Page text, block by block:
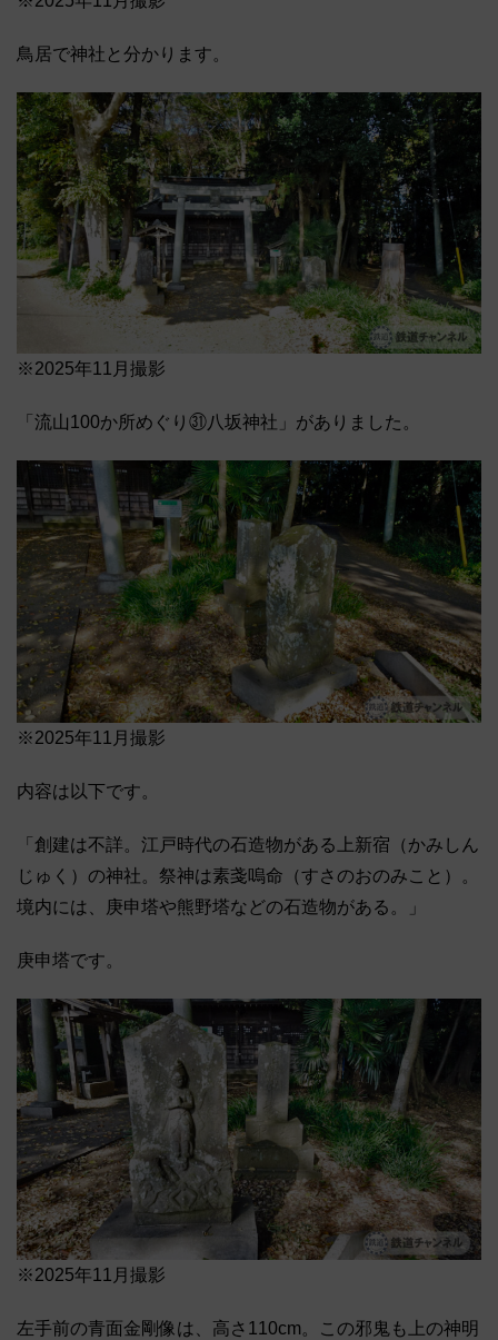
鳥居で神社と分かります。
※2025年11月撮影
「流山100か所めぐり㉛八坂神社」がありました。
※2025年11月撮影
内容は以下です。
「創建は不詳。江戸時代の石造物がある上新宿（かみしん
じゅく）の神社。祭神は素戔嗚命（すさのおのみこと）。
境内には、庚申塔や熊野塔などの石造物がある。」
庚申塔です。
※2025年11月撮影
左手前の青面金剛像は、高さ110cm。この邪鬼も上の神明